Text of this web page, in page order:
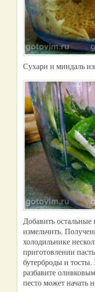
Сухари и миндаль
Добавить
измельчить.
холодильнике
приготовлении
бутерброды и
разбавите
песто может начать